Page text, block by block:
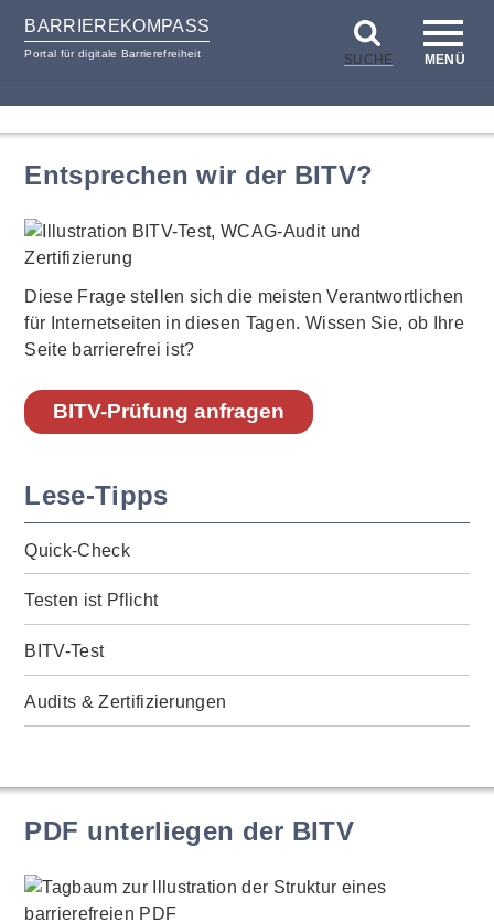
BARRIEREKOMPASS
Portal für digitale Barrierefreiheit SUCHE MENÜ
Entsprechen wir der BITV?
Diese Frage stellen sich die meisten Verantwortlichen
für Internetseiten in diesen Tagen. Wissen Sie, ob Ihre
Seite barrierefrei ist?
BITV-Prüfung anfragen
Lese-Tipps
Quick-Check
Testen ist Pflicht
BITV-Test
Audits & Zertifizierungen
PDF unterliegen der BITV